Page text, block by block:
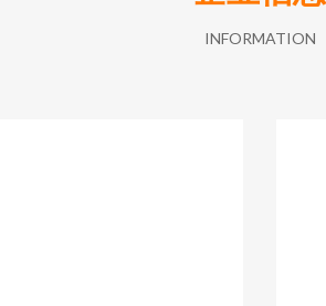
INFORMATION